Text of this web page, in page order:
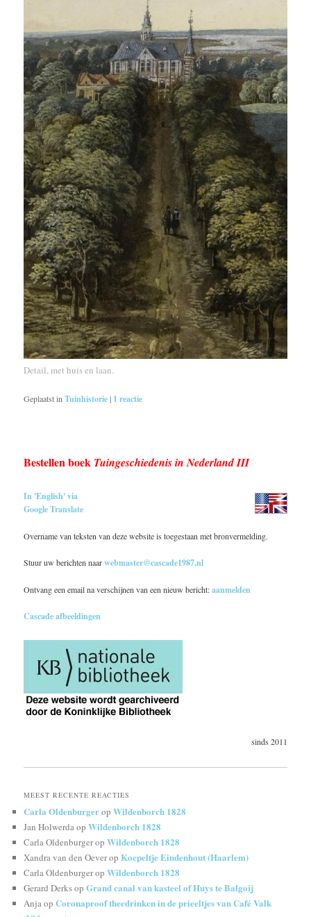
Detail, met huis en laan.
Geplaatst inTuinhistorie| 1 reactie
Bestellen boek Tuingeschiedenis in Nederland III
In 'English' via
Google Translate
Overname van teksten van deze website is toegestaan met bronvermelding.
Stuur uw berichten naarwebmaster@cascade1987.nl
Ontvang een email na verschijnen van een nieuw bericht:aanmelden
Cascade afbeeldingen
sinds 2011
MEEST RECENTE REACTIES
Carla OldenburgeropWildenborch 1828
Jan HolwerdaopWildenborch 1828
Carla OldenburgeropWildenborch 1828
Xandra van den OeveropKoepeltje Eindenhout (Haarlem)
Carla OldenburgeropWildenborch 1828
Gerard DerksopGrand canal van kasteel of Huys te Balgoij
AnjaopCoronaproof theedrinken in de prieeltjes van Café Valk